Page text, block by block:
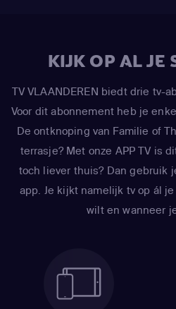
KIJK OP AL JE
TV VLAANDEREN biedt drie tv-
Voor dit abonnement heb je
De ontknoping van Familie of
terrasje? Met onze APP TV is
toch liever thuis? Dan gebruik
app. Je kijkt namelijk tv op ál
wilt en wanneer